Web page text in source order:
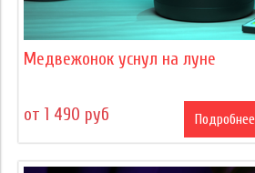
Медвежонок уснул на луне
от 1 490 руб Подробнее